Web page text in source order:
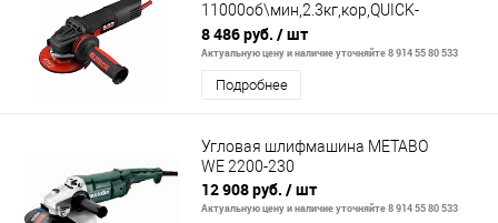
11000об\мин,2.3кг,кор,QUICK-
8 486 руб. / шт
Актуальную цену и наличие уточняйте 8 914 55 80 533
Подробнее
Угловая шлифмашина METABO
WE 2200-230
12 908 руб. / шт
Актуальную цену и наличие уточняйте 8 914 55 80 533